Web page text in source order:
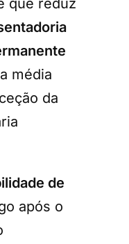
que reduz
média
da
de
após o